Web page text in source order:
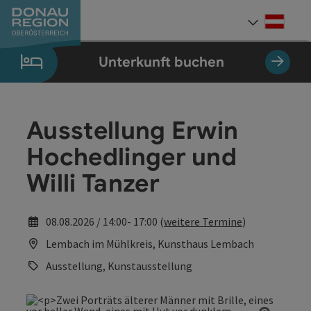
Zum Inhalt
Zur Navigation
Zum Seitenanfang
Zur Kontaktseite
Zum Impressum
Zur Startseite
Unterkunft buchen
Ausstellung Erwin
Hochedlinger und
Willi Tanzer
08.08.2026 / 14:00- 17:00 (weitere Termine)
Lembach im Mühlkreis, Kunsthaus Lembach
Ausstellung, Kunstausstellung